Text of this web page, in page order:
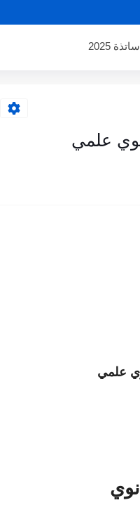
2025
علمي
علمي